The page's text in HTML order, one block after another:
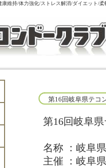
康維持/体力強化/ストレス解消/ダイエッ
第16回岐阜県テ
第16回岐阜
名称 ：岐阜
主催 ：岐阜